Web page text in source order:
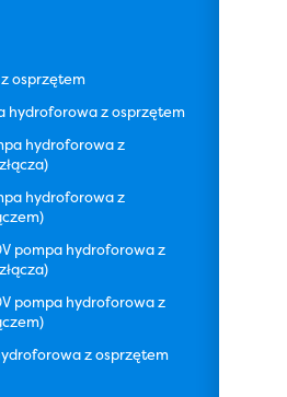
osprzętem
hydroforowa z osprzętem
hydroforowa z
hydroforowa z
pompa hydroforowa z
pompa hydroforowa z
z osprzętem